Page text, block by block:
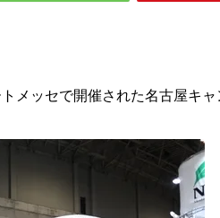
メッセで開催された名古屋キ